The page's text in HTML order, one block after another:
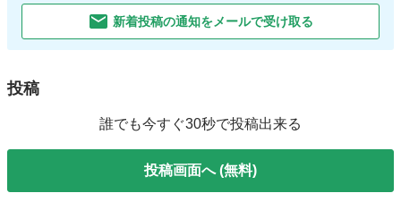
新着投稿の通知をメールで受け取る
投稿
誰でも今すぐ30秒で投稿出来る
投稿画面へ (無料)